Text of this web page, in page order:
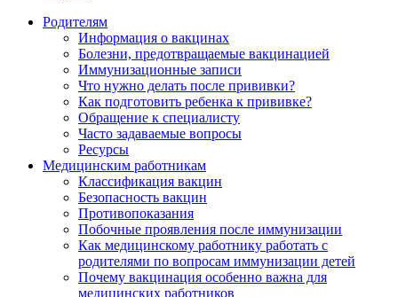
Родителям
Информация о вакцинах
Болезни, предотвращаемые вакцинацией
Иммунизационные записи
Что нужно делать после прививки?
Как подготовить ребенка к прививке?
Обращение к специалисту
Часто задаваемые вопросы
Ресурсы
Медицинским работникам
Классификация вакцин
Безопасность вакцин
Противопоказания
Побочные проявления после иммунизации
Как медицинскому работнику работать с
родителями по вопросам иммунизации детей
Почему вакцинация особенно важна для
медицинских работников